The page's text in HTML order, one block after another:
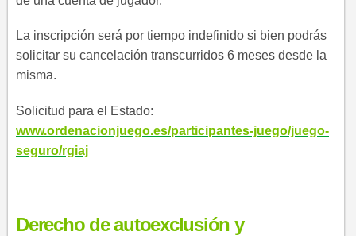
La inscripción será por tiempo indefinido si bien podrás
solicitar su cancelación transcurridos 6 meses desde la
misma.
Solicitud para el Estado:
www.ordenacionjuego.es/participantes-juego/juego-
seguro/rgiaj​
Derecho de autoexclusión y